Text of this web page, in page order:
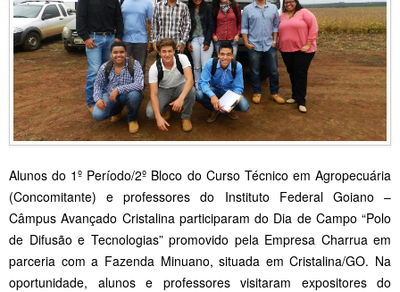
Alunos do 1º Período/2º Bloco do Curso Técnico em Agropecuária
(Concomitante) e professores do Instituto Federal Goiano –
Câmpus Avançado Cristalina participaram do Dia de Campo “Polo
de Difusão e Tecnologias” promovido pela Empresa Charrua em
parceria com a Fazenda Minuano, situada em Cristalina/GO. Na
oportunidade, alunos e professores visitaram expositores do